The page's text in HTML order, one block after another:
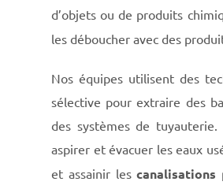
d’objets ou de produits
les déboucher avec des
Nos équipes utilisent des
sélective pour extraire des
des systèmes de
aspirer et évacuer les eaux
et assainir lescanalisations